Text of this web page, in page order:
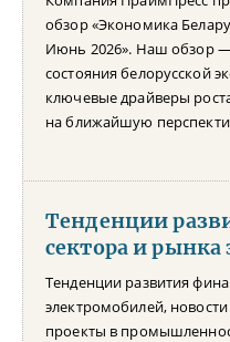
обзор «Экономика
Июнь 2026». Наш обзор —
состояния белорусской
ключевые драйверы
на ближайшую
Тенденции
сектора и рынка
Тенденции развития
электромобилей,
проекты в